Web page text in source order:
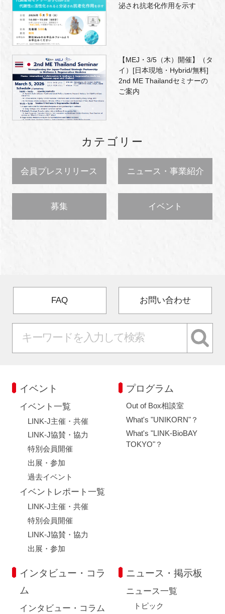
泌され抗老化作用を示す
【MEJ・3/5（木）開催】（タ
イ）[日本現地・Hybrid/無料]
2nd ME Thailandセミナーの
ご案内
カテゴリー
会員プレスリリース ニュース・事業紹介
募集 イベント
FAQ お問い合わせ
イベント
イベント一覧
LINK-J主催・共催
LINK-J協賛・協力
特別会員開催
出展・参加
過去イベント
イベントレポート一覧
LINK-J主催・共催
特別会員開催
LINK-J協賛・協力
出展・参加
プログラム
Out of Box相談室
What's "UNIKORN"？
What's "LINK-BioBAY
TOKYO"？
インタビュー・コラ
ム
インタビュー・コラム
ニュース・掲示板
ニュース一覧
トピック